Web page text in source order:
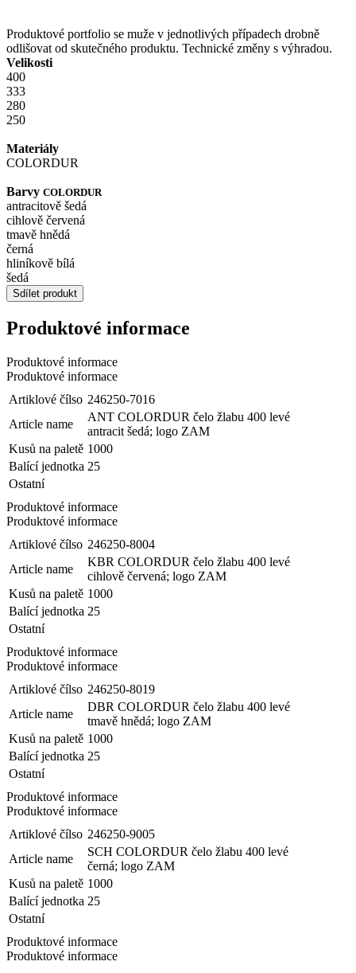
Produktové portfolio se muže v jednotlivých případech drobně
odlišovat od skutečného produktu. Technické změny s výhradou.
Velikosti
400
333
280
250
Materiály
COLORDUR
Barvy COLORDUR
antracitově šedá
cihlově červená
tmavě hnědá
černá
hliníkově bílá
šedá
Sdílet produkt
Produktové informace
Produktové informace
Produktové informace
Artiklové čílso 246250-7016
Article name
ANT COLORDUR čelo žlabu 400 levé
antracit šedá; logo ZAM
Kusů na paletě 1000
Balící jednotka 25
Ostatní
Produktové informace
Produktové informace
Artiklové čílso 246250-8004
Article name
KBR COLORDUR čelo žlabu 400 levé
cihlově červená; logo ZAM
Kusů na paletě 1000
Balící jednotka 25
Ostatní
Produktové informace
Produktové informace
Artiklové čílso 246250-8019
Article name
DBR COLORDUR čelo žlabu 400 levé
tmavě hnědá; logo ZAM
Kusů na paletě 1000
Balící jednotka 25
Ostatní
Produktové informace
Produktové informace
Artiklové čílso 246250-9005
Article name
SCH COLORDUR čelo žlabu 400 levé
černá; logo ZAM
Kusů na paletě 1000
Balící jednotka 25
Ostatní
Produktové informace
Produktové informace